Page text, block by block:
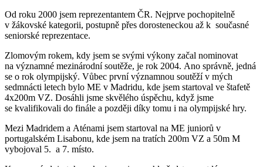
Od roku 2000 jsem reprezentantem ČR. Nejprve pochopitelně
v žákovské kategorii, postupně přes dorosteneckou až k současné
seniorské reprezentace.
Zlomovým rokem, kdy jsem se svými výkony začal nominovat
na významné mezinárodní soutěže, je rok 2004. Ano správně, jedná
se o rok olympijský. Vůbec první významnou soutěží v mých
sedmnácti letech bylo ME v Madridu, kde jsem startoval ve štafetě
4x200m VZ. Dosáhli jsme skvělého úspěchu, když jsme
se kvalifikovali do finále a později díky tomu i na olympijské hry.
Mezi Madridem a Aténami jsem startoval na ME juniorů v
portugalském Lisabonu, kde jsem na tratích 200m VZ a 50m M
vybojoval 5. a 7. místo.